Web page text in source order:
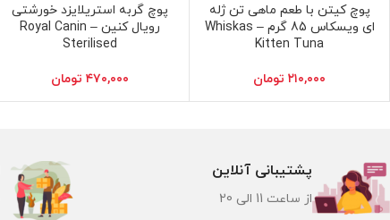
افزودن به سبد خرید
پوچ کیتن با طعم ماهی تن ژله
ای ویسکاس 85 گرم – Whiskas
Kitten Tuna
۲۱۰,۰۰۰ تومان
افزودن به سبد خرید
پوچ گربه استریلایزد خورشتی
رویال کنین – Royal Canin
Sterilised
۴۷۰,۰۰۰ تومان
پشتیبانی آنلاین
از ساعت 11 الی 20